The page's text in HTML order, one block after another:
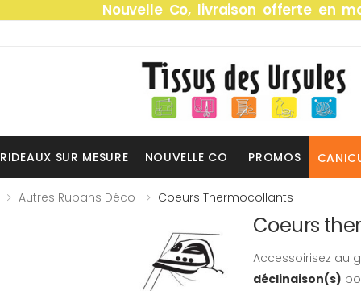
Nouvelle Co, livraison offerte en
RIDEAUX SUR MESURE NOUVELLE CO PROMOS
Autres Rubans Déco Coeurs Thermocollants
Coeurs
Accessoirisez au
déclinaison(s)